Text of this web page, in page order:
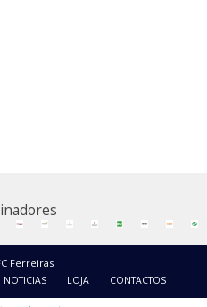
Ferreiras
NOTICIAS LOJA CONTACTOS